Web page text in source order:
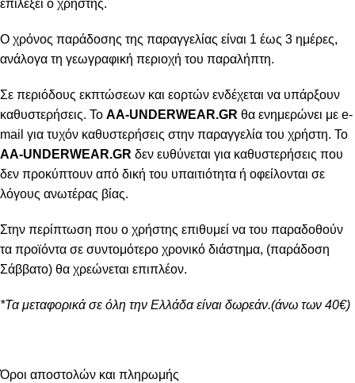
επιλέξει ο χρήστης.
Ο χρόνος παράδοσης της παραγγελίας είναι 1 έως 3 ημέρες,
ανάλογα τη γεωγραφική περιοχή του παραλήπτη.
Σε περιόδους εκπτώσεων και εορτών ενδέχεται να υπάρξουν
καθυστερήσεις. Το AA-UNDERWEAR.GR θα ενημερώνει με e-
mail για τυχόν καθυστερήσεις στην παραγγελία του χρήστη. Το
AA-UNDERWEAR.GR δεν ευθύνεται για καθυστερήσεις που
δεν προκύπτουν από δική του υπαιτιότητα ή οφείλονται σε
λόγους ανωτέρας βίας.
Στην περίπτωση που ο χρήστης επιθυμεί να του παραδοθούν
τα προϊόντα σε συντομότερο χρονικό διάστημα, (παράδοση
Σάββατο) θα χρεώνεται επιπλέον.
*Τα μεταφορικά σε όλη την Ελλάδα είναι δωρεάν.(άνω των 40€)
Όροι αποστολών και πληρωμής